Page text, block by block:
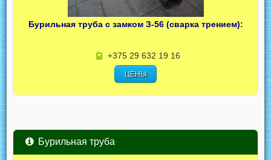
Бурильная труба с замком З-56 (сварка трением):
+375 29 632 19 16
ЦЕНЫ
Бурильная труба